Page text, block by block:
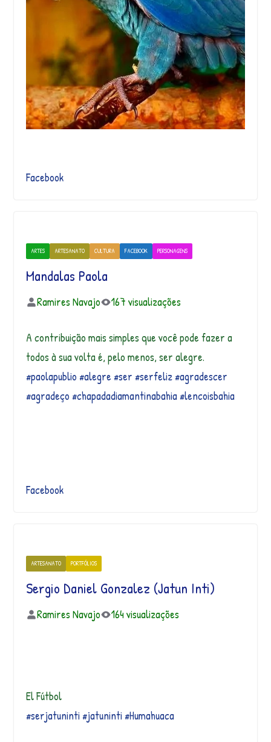
Facebook
ARTES ARTESANATO CULTURA FACEBOOK PERSONAGENS
Mandalas Paola
Ramires Navajo 167 visualizações
A contribuição mais simples que você pode fazer a
todos à sua volta é, pelo menos, ser alegre.
#paolapublio #alegre#ser #serfeliz#agradescer
#agradeço #chapadadiamantinabahia #lencoisbahia
Facebook
ARTESANATO PORTFÓLIOS
Sergio Daniel Gonzalez (Jatun Inti)
Ramires Navajo 164 visualizações
El Fútbol
#serjatuninti #jatuninti #Humahuaca